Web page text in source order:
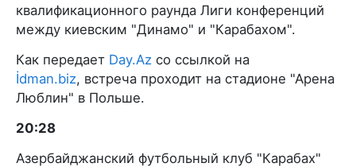
квалификационного раунда Лиги конференций
между киевским "Динамо" и "Карабахом".
Как передает Day.Az со ссылкой на
İdman.biz, встреча проходит на стадионе "Арена
Люблин" в Польше.
20:28
Азербайджанский футбольный клуб "Карабах"